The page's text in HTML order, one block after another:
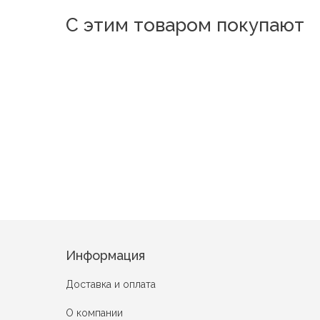
С этим товаром покупают
Информация
Доставка и оплата
О компании